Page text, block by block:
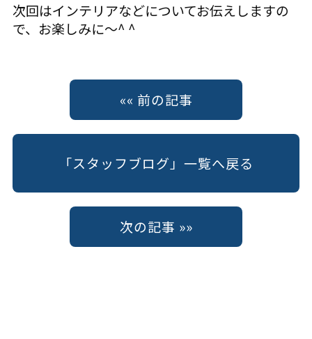
次回はインテリアなどについてお伝えしますの
で、お楽しみに〜^ ^
«« 前の記事
次の記事 »»
「スタッフブログ」一覧へ戻る